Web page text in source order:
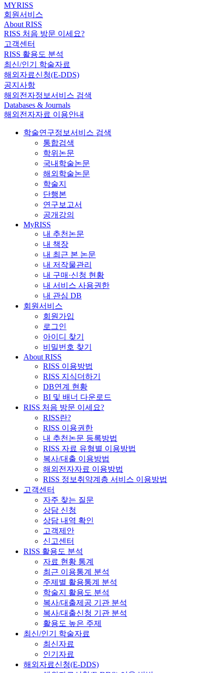
MYRISS
회원서비스
About RISS
RISS 처음 방문 이세요?
고객센터
RISS 활용도 분석
최신/인기 학술자료
해외자료신청(E-DDS)
공지사항
해외전자정보서비스 검색
Databases & Journals
해외전자자료 이용안내
학술연구정보서비스 검색
통합검색
학위논문
국내학술논문
해외학술논문
학술지
단행본
연구보고서
공개강의
MyRISS
내 추천논문
내 책장
내 최근 본 논문
내 저작물관리
내 구매·신청 현황
내 서비스 사용권한
내 관심 DB
회원서비스
회원가입
로그인
아이디 찾기
비밀번호 찾기
About RISS
RISS 이용방법
RISS 지식더하기
DB연계 현황
BI 및 배너 다운로드
RISS 처음 방문 이세요?
RISS란?
RISS 이용권한
내 추천논문 등록방법
RISS 자료 유형별 이용방법
복사/대출 이용방법
해외전자자료 이용방법
RISS 정보취약계층 서비스 이용방법
고객센터
자주 찾는 질문
상담 신청
상담 내역 확인
고객제안
신고센터
RISS 활용도 분석
자료 현황 통계
최근 이용통계 분석
주제별 활용통계 분석
학술지 활용도 분석
복사/대출제공 기관 분석
복사/대출신청 기관 분석
활용도 높은 주제
최신/인기 학술자료
최신자료
인기자료
해외자료신청(E-DDS)